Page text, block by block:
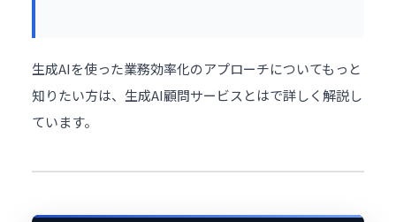
生成AIを使った業務効率化のアプローチについてもっと
知りたい方は、 生成AI顧問サービスとはで詳しく解説し
ています。